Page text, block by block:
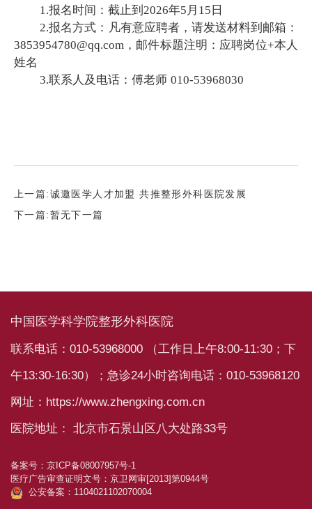
1.报名时间：截止到2026年5月15日
2.报名方式：凡有意应聘者，请发送材料到邮箱：
3853954780@qq.com，邮件标题注明：应聘岗位+本人
姓名
3.联系人及电话：傅老师 010-53968030
上一篇:诚邀医学人才加盟 共推整形外科医院发展
下一篇:暂无下一篇
中国医学科学院整形外科医院
联系电话：010-53968000 （工作日上午8:00-11:30；下
午13:30-16:30）；急诊24小时咨询电话：010-53968120
网址：https://www.zhengxing.com.cn
医院地址： 北京市石景山区八大处路33号
备案号： 京ICP备08007957号-1
医疗广告审查证明文号： 京卫网审[2013]第0944号
公安备案：1104021102070004